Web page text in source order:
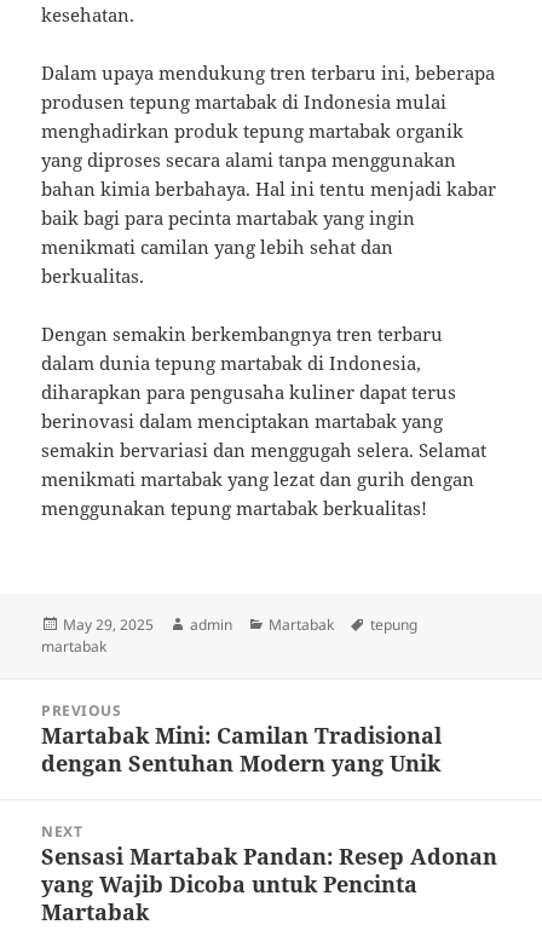
kesehatan.
Dalam upaya mendukung tren terbaru ini, beberapa
produsen tepung martabak di Indonesia mulai
menghadirkan produk tepung martabak organik
yang diproses secara alami tanpa menggunakan
bahan kimia berbahaya. Hal ini tentu menjadi kabar
baik bagi para pecinta martabak yang ingin
menikmati camilan yang lebih sehat dan
berkualitas.
Dengan semakin berkembangnya tren terbaru
dalam dunia tepung martabak di Indonesia,
diharapkan para pengusaha kuliner dapat terus
berinovasi dalam menciptakan martabak yang
semakin bervariasi dan menggugah selera. Selamat
menikmati martabak yang lezat dan gurih dengan
menggunakan tepung martabak berkualitas!
Posted
on
May 29, 2025 Author
admin Categories
Martabak Tags
tepung
martabak
navigation
PREVIOUS
Previous
post:
Martabak Mini: Camilan Tradisional
dengan Sentuhan Modern yang Unik
NEXT
Next
post:
Sensasi Martabak Pandan: Resep Adonan
yang Wajib Dicoba untuk Pencinta
Martabak